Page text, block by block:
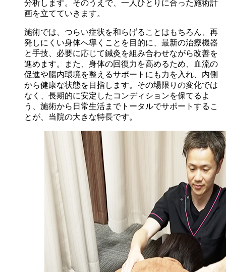
分析します。そのうえで、一人ひとりに合った施術計
画を立てていきます。
施術では、つらい症状を和らげることはもちろん、再
発しにくい身体へ導くことを目的に、最新の治療機器
と手技、必要に応じて鍼灸を組み合わせながら改善を
進めます。また、身体の回復力を高めるため、血流の
促進や腸内環境を整えるサポートにも力を入れ、内側
から健康な状態を目指します。その場限りの変化では
なく、長期的に安定したコンディションを保てるよ
う、施術から日常生活までトータルでサポートするこ
とが、当院の大きな特長です。